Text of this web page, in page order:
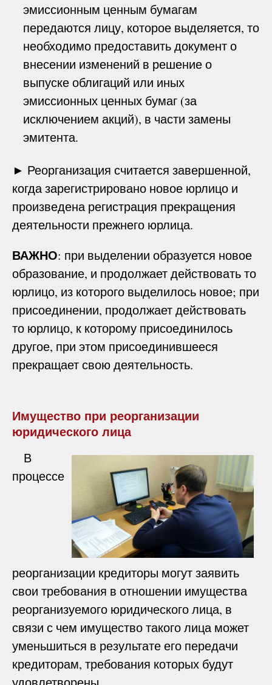
эмиссионным ценным бумагам
передаются лицу, которое выделяется, то
необходимо предоставить документ о
внесении изменений в решение о
выпуске облигаций или иных
эмиссионных ценных бумаг (за
исключением акций), в части замены
эмитента.
► Реорганизация считается завершенной,
когда зарегистрировано новое юрлицо и
произведена регистрация прекращения
деятельности прежнего юрлица.
ВАЖНО: при выделении образуется новое
образование, и продолжает действовать то
юрлицо, из которого выделилось новое; при
присоединении, продолжает действовать
то юрлицо, к которому присоединилось
другое, при этом присоединившееся
прекращает свою деятельность.
Имущество при реорганизации
юридического лица
В
процессе
реорганизации кредиторы могут заявить
свои требования в отношении имущества
реорганизуемого юридического лица, в
связи с чем имущество такого лица может
уменьшиться в результате его передачи
кредиторам, требования которых будут